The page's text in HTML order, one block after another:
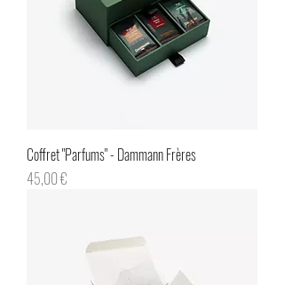
Coffret "Parfums" - Dammann Frères
Prix
45,00 €